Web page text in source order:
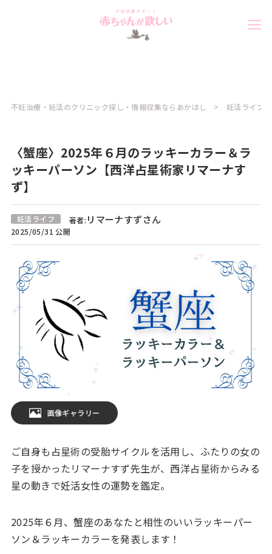
不妊治療・妊活のクリニック探し・情報収集ならあかほし 妊活ライフ
〈蟹座〉2025年６月のラッキーカラー＆ラ
ッキーパーソン【西洋占星術家リマーナす
ず】
妊活ライフ 著者: リマーナすずさん
2025/05/31 公開
画像ギャラリー
ご自身も占星術の受胎サイクルを活用し、ふたりの女の
子を授かったリマーナすず先生が、西洋占星術からみる
星の動きで妊活女性の運勢を鑑定。
2025年６月、蟹座のあなたと相性のいいラッキーパー
ソン＆ラッキーカラーを発表します！